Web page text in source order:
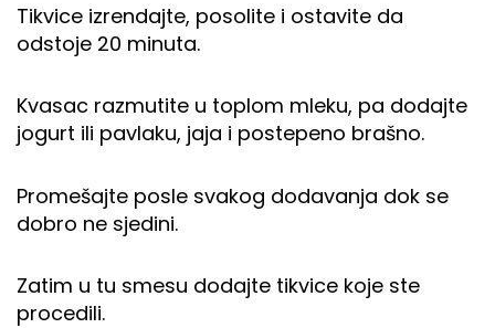
Tikvice izrendajte, posolite i ostavite da
odstoje 20 minuta.
Kvasac razmutite u toplom mleku, pa dodajte
jogurt ili pavlaku, jaja i postepeno brašno.
Promešajte posle svakog dodavanja dok se
dobro ne sjedini.
Zatim u tu smesu dodajte tikvice koje ste
procedili.